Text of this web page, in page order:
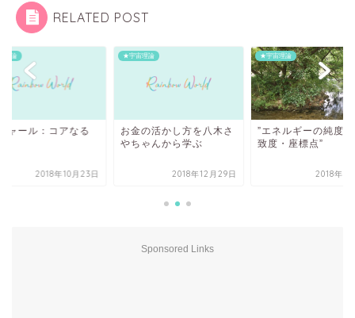
RELATED POST
理論
ャール：コアなる
2018年10月23日
★宇宙理論
お金の活かし方を八木さ
やちゃんから学ぶ
2018年12月29日
★宇宙理論
”エネルギーの純度
致度・座標点”
2018年8
Sponsored Links